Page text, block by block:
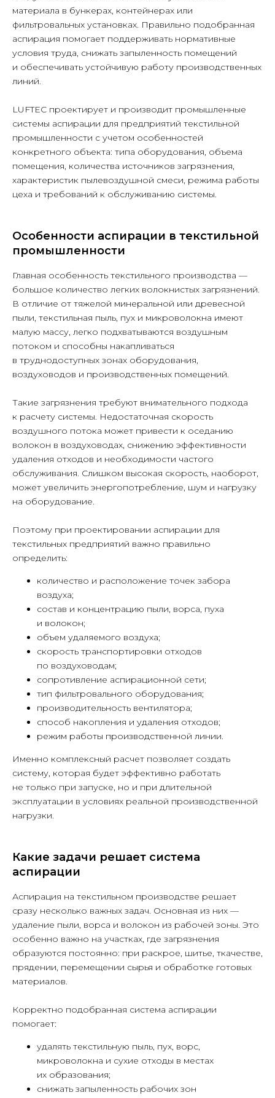
материала в бункерах, контейнерах или
фильтровальных установках. Правильно подобранная
аспирация помогает поддерживать нормативные
условия труда, снижать запыленность помещений
и обеспечивать устойчивую работу производственных
линий.
LUFTEC проектирует и производит промышленные
системы аспирации для предприятий текстильной
промышленности с учетом особенностей
конкретного объекта: типа оборудования, объема
помещения, количества источников загрязнения,
характеристик пылевоздушной смеси, режима работы
цеха и требований к обслуживанию системы.
Особенности аспирации в текстильной
промышленности
Главная особенность текстильного производства —
большое количество легких волокнистых загрязнений.
В отличие от тяжелой минеральной или древесной
пыли, текстильная пыль, пух и микроволокна имеют
малую массу, легко подхватываются воздушным
потоком и способны накапливаться
в труднодоступных зонах оборудования,
воздуховодов и производственных помещений.
Такие загрязнения требуют внимательного подхода
к расчету системы. Недостаточная скорость
воздушного потока может привести к оседанию
волокон в воздуховодах, снижению эффективности
удаления отходов и необходимости частого
обслуживания. Слишком высокая скорость, наоборот,
может увеличить энергопотребление, шум и нагрузку
на оборудование.
Поэтому при проектировании аспирации для
текстильных предприятий важно правильно
определить:
количество и расположение точек забора
воздуха;
состав и концентрацию пыли, ворса, пуха
и волокон;
объем удаляемого воздуха;
скорость транспортировки отходов
по воздуховодам;
сопротивление аспирационной сети;
тип фильтровального оборудования;
производительность вентилятора;
способ накопления и удаления отходов;
режим работы производственной линии.
Именно комплексный расчет позволяет создать
систему, которая будет эффективно работать
не только при запуске, но и при длительной
эксплуатации в условиях реальной производственной
нагрузки.
Какие задачи решает система
аспирации
Аспирация на текстильном производстве решает
сразу несколько важных задач. Основная из них —
удаление пыли, ворса и волокон из рабочей зоны. Это
особенно важно на участках, где загрязнения
образуются постоянно: при раскрое, шитье, ткачестве,
прядении, перемещении сырья и обработке готовых
материалов.
Корректно подобранная система аспирации
помогает:
удалять текстильную пыль, пух, ворс,
микроволокна и сухие отходы в местах
их образования;
снижать запыленность рабочих зон